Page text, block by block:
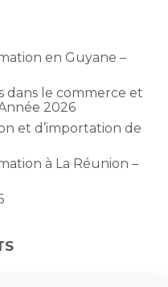
en Guyane –
dans le commerce et
2026
et d’importation de
à La Réunion –